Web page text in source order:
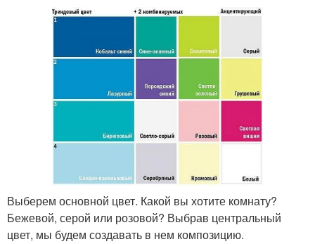
Выберем основной цвет. Какой вы хотите комнату?
Бежевой, серой или розовой? Выбрав центральный
цвет, мы будем создавать в нем композицию.